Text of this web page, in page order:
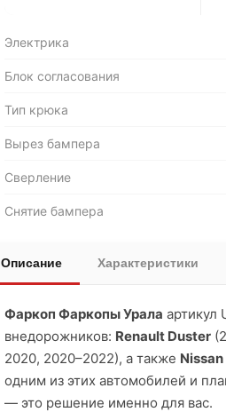
Электрика
Блок согласования
Тип крюка
Вырез бампера
Сверление
Снятие бампера
Описание Характеристики
Фаркоп Фаркопы Урала артикул
внедорожников: Renault Duster
2020, 2020–2022), а также
одним из этих автомобилей и
— это решение именно для вас.